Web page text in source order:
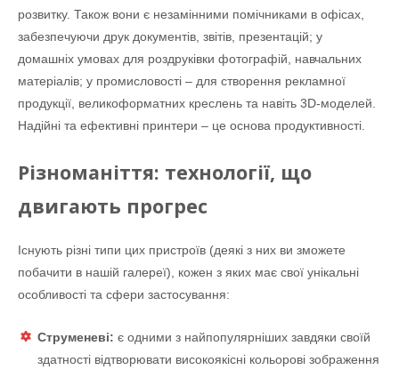
розвитку. Також вони є незамінними помічниками в офісах,
забезпечуючи друк документів, звітів, презентацій; у
домашніх умовах для роздруківки фотографій, навчальних
матеріалів; у промисловості – для створення рекламної
продукції, великоформатних креслень та навіть 3D-моделей.
Надійні та ефективні принтери – це основа продуктивності.
Різноманіття: технології, що
двигають прогрес
Існують різні типи цих пристроїв (деякі з них ви зможете
побачити в нашій галереї), кожен з яких має свої унікальні
особливості та сфери застосування:
Струменеві: є одними з найпопулярніших завдяки своїй
здатності відтворювати високоякісні кольорові зображення